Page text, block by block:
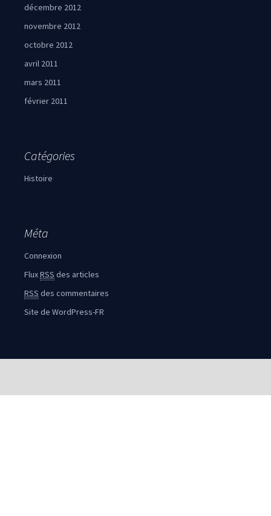
décembre 2012
novembre 2012
octobre 2012
avril 2011
mars 2011
février 2011
Catégories
Histoire
Méta
Connexion
FluxRSS des articles
RSS des commentaires
Site de WordPress-FR